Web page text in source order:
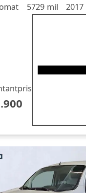
5729 mil 2017